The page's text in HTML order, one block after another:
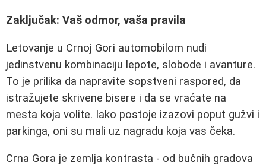
Zaključak: Vaš odmor, vaša pravila
Letovanje u Crnoj Gori automobilom nudi
jedinstvenu kombinaciju lepote, slobode i avanture.
To je prilika da napravite sopstveni raspored, da
istražujete skrivene bisere i da se vraćate na
mesta koja volite. Iako postoje izazovi poput gužvi i
parkinga, oni su mali uz nagradu koja vas čeka.
Crna Gora je zemlja kontrasta - od bučnih gradova